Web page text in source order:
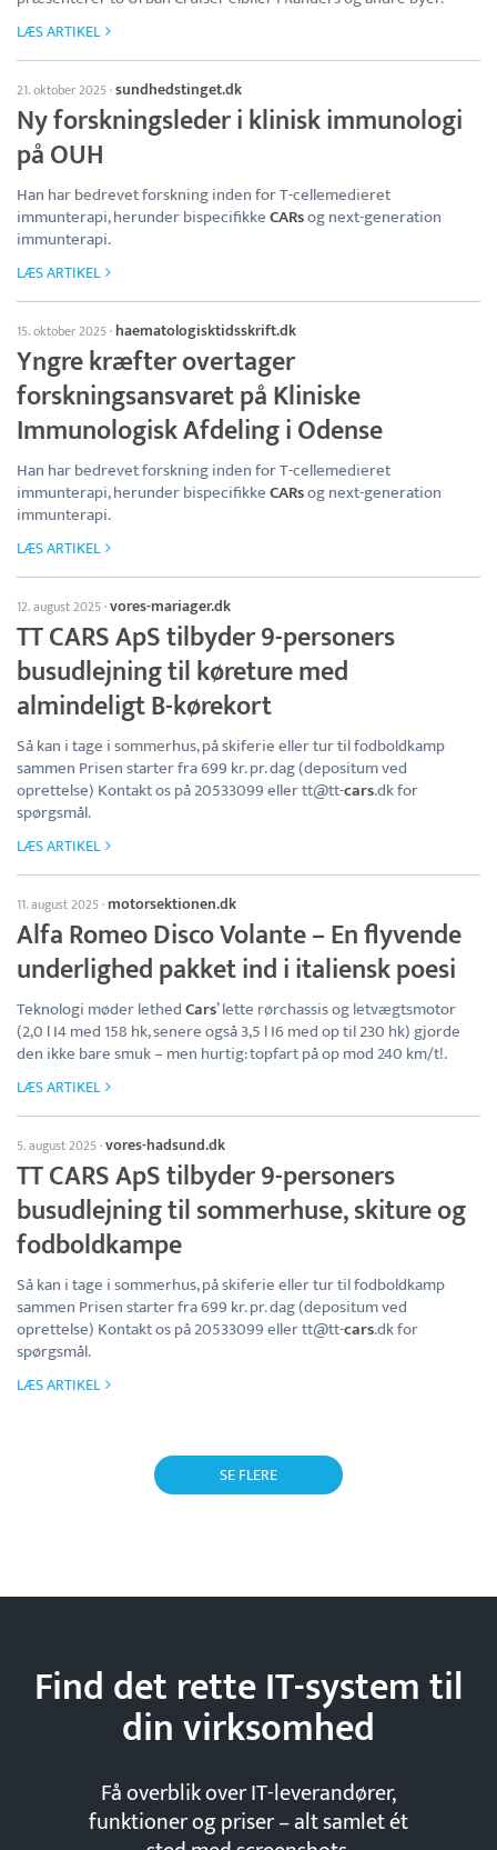
LÆS ARTIKEL
21. oktober 2025·sundhedstinget.dk
Ny forskningsleder i klinisk immunologi
på OUH
Han har bedrevet forskning inden for T-cellemedieret
immunterapi, herunder bispecifikkeCARsog next-generation
immunterapi.
LÆS ARTIKEL
15. oktober 2025· haematologisktidsskrift.dk
Yngre kræfter overtager
forskningsansvaret på Kliniske
Immunologisk Afdeling i Odense
Han har bedrevet forskning inden for T-cellemedieret
immunterapi, herunder bispecifikkeCARsog next-generation
immunterapi.
LÆS ARTIKEL
12. august 2025·vores-mariager.dk
TT CARS ApS tilbyder 9-personers
busudlejning til køreture med
almindeligt B-kørekort
Så kan i tage i sommerhus, på skiferie eller tur til fodboldkamp
sammen Prisen starter fra 699 kr. pr. dag (depositum ved
oprettelse) Kontakt os på 20533099 eller tt@tt-cars.dk for
spørgsmål.
LÆS ARTIKEL
11. august 2025· motorsektionen.dk
Alfa Romeo Disco Volante – En flyvende
underlighed pakket ind i italiensk poesi
Teknologi møder lethedCars’ lette rørchassis og letvægtsmotor
(2,0 l I4 med 158 hk, senere også 3,5 l I6 med op til 230 hk) gjorde
den ikke bare smuk – men hurtig: topfart på op mod 240 km/t!.
LÆS ARTIKEL
5. august 2025·vores-hadsund.dk
TT CARS ApS tilbyder 9-personers
busudlejning til sommerhuse, skiture og
fodboldkampe
Så kan i tage i sommerhus, på skiferie eller tur til fodboldkamp
sammen Prisen starter fra 699 kr. pr. dag (depositum ved
oprettelse) Kontakt os på 20533099 eller tt@tt-cars.dk for
spørgsmål.
LÆS ARTIKEL
SE FLERE
Find det rette IT-system til
dinvirksomhed
Få overblik over IT-leverandører,
funktioner og priser – alt samlet ét